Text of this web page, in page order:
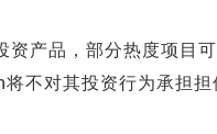
资产品，部分热度项目
不对其投资行为承担